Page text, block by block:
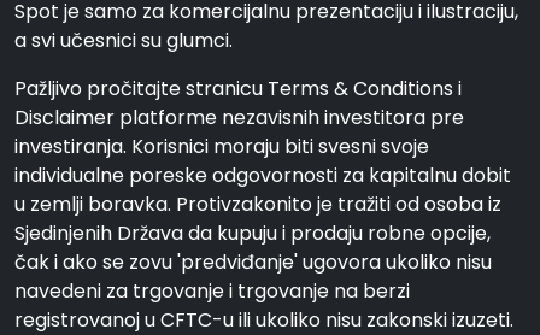
Spot je samo za komercijalnu prezentaciju i ilustraciju,
a svi učesnici su glumci.
Pažljivo pročitajte stranicu Terms & Conditions i
Disclaimer platforme nezavisnih investitora pre
investiranja. Korisnici moraju biti svesni svoje
individualne poreske odgovornosti za kapitalnu dobit
u zemlji boravka. Protivzakonito je tražiti od osoba iz
Sjedinjenih Država da kupuju i prodaju robne opcije,
čak i ako se zovu 'predviđanje' ugovora ukoliko nisu
navedeni za trgovanje i trgovanje na berzi
registrovanoj u CFTC-u ili ukoliko nisu zakonski izuzeti.